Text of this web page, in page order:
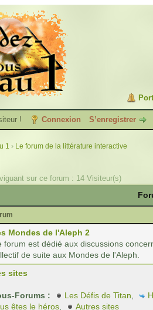
! Connexion S’enregistrer
1 › Le forum de la littérature interactive
sur ce forum : 14 Visiteur(s)
Mondes de l'Aleph 2
forum est dédié aux discussions
de suite aux Mondes de l'Aleph.
sites
Forums : Les Défis de Titan
êtes le héros
Autres sites